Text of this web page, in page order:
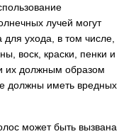
лучей могут
для ухода, в том числе,
воск, краски, пенки и
их должным образом
должны иметь вредных
может быть вызвана